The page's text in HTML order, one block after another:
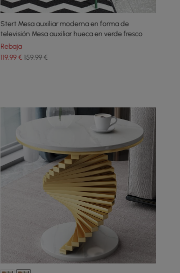
Stert Mesa auxiliar moderna en forma de
televisión Mesa auxiliar hueca en verde fresco
Rebaja
119,99€ 159,99 €